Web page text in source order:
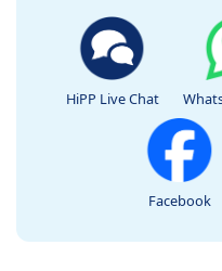
HiPP Live Chat
Facebook